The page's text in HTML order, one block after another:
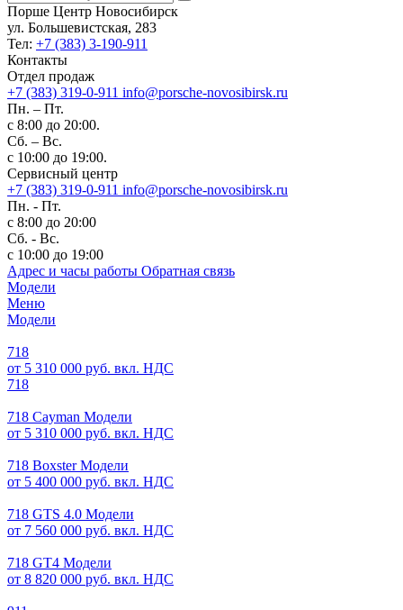
Порше Центр Новосибирск
ул. Большевистская, 283
Тел: +7 (383) 3-190-911
Контакты
Отдел продаж
+7 (383) 319-0-911 info@porsche-novosibirsk.ru
Пн. – Пт.
с 8:00 до 20:00.
Сб. – Вс.
с 10:00 до 19:00.
Сервисный центр
+7 (383) 319-0-911 info@porsche-novosibirsk.ru
Пн. - Пт.
с 8:00 до 20:00
Сб. - Вс.
с 10:00 до 19:00
Адрес и часы работы Обратная связь
Модели
Меню
Модели
718
от 5 310 000 руб. вкл. НДС
718
718 Cayman Модели
от 5 310 000 руб. вкл. НДС
718 Boxster Модели
от 5 400 000 руб. вкл. НДС
718 GTS 4.0 Модели
от 7 560 000 руб. вкл. НДС
718 GT4 Модели
от 8 820 000 руб. вкл. НДС